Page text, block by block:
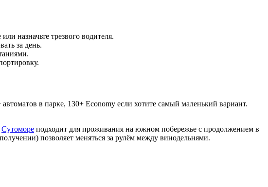
назначьте трезвого водителя.
за день.
в парке, 130+ Economy если хотите самый маленький вариант.
Сутоморе подходит для проживания на южном побережье с продолжением в
позволяет меняться за рулём между винодельнями.